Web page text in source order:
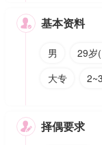
 基本资料
男 29岁
大专
 择偶要求